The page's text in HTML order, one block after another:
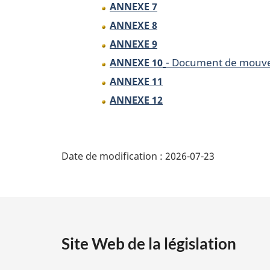
ANNEXE 7
ANNEXE 8
ANNEXE 9
ANNEXE 10 - Document de
ANNEXE 11
ANNEXE 12
i
Date de modification : 2026-07-23
Site Web de la législation